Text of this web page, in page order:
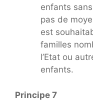
enfants
pas de
est
familles
l’Etat ou
enfants.
Principe 7